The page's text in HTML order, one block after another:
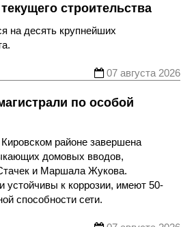
строительства
на десять крупнейших
07 августа 2026
по особой
районе завершена
домовых вводов,
и Маршала Жукова.
устойчивы к коррозии, имеют 50-
способности сети.